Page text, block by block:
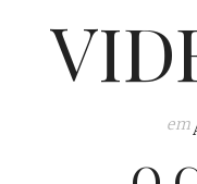
EU, PAI
em